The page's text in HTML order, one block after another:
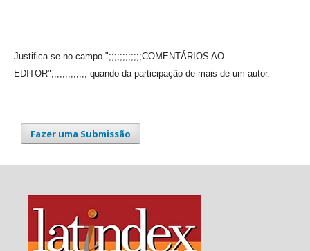
Justifica-se no campo ";;;;;;;;;;;;COMENTÁRIOS AO
EDITOR";;;;;;;;;;;;, quando da participação de mais de um autor.
Fazer uma Submissão